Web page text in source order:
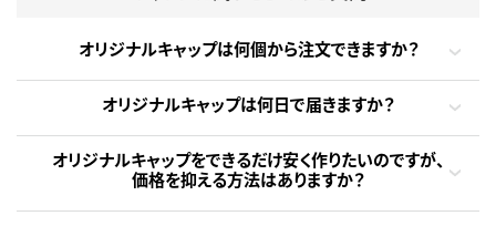
オリジナルキャップは何個から注文できますか？
オリジナルキャップは何日で届きますか？
オリジナルキャップをできるだけ安く作りたいのですが、
価格を抑える方法はありますか？